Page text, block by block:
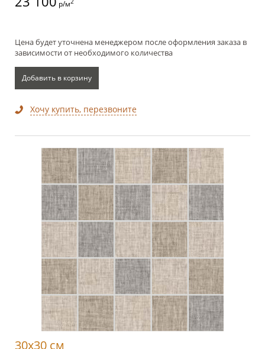
р/м
Цена будет уточнена менеджером после оформления заказа в
зависимости от необходимого количества
Добавить в корзину
Хочу купить, перезвоните
30x30 см